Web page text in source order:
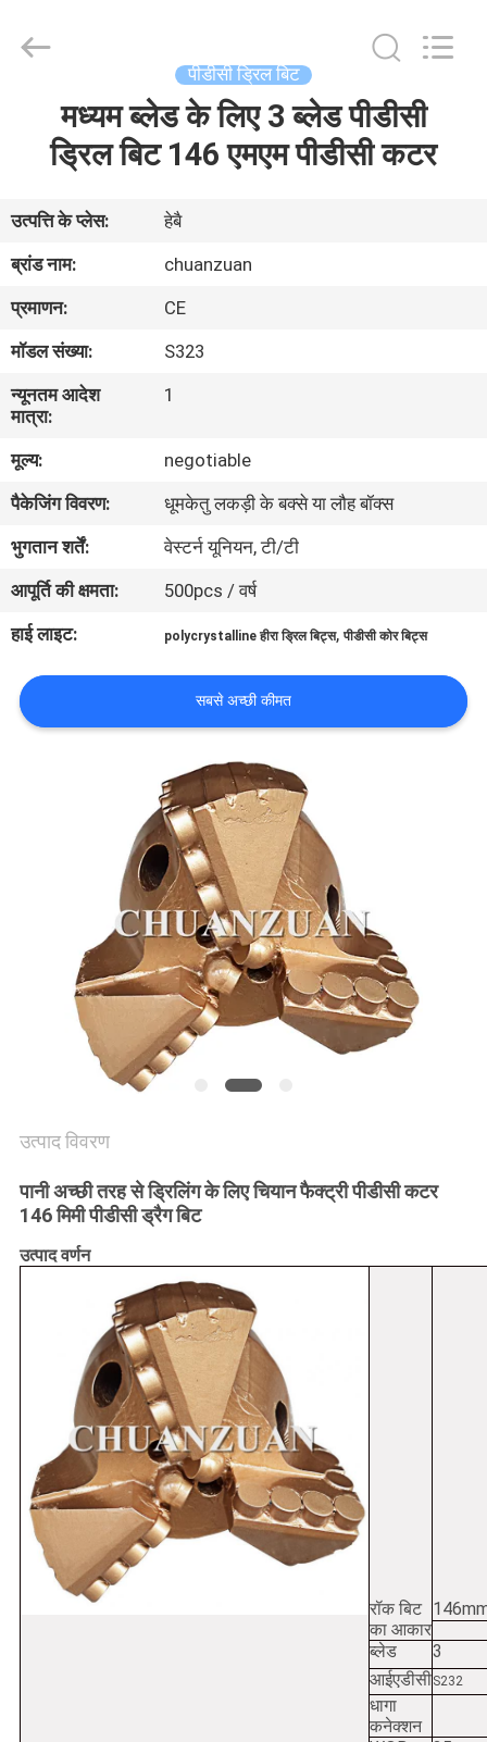
हमारे
बारे
कारखाना
गुणवत्ता
नियंत्रण
संपर्क
समाचार
साइटमैप
PRIVACY
POLICY
Copyright
Manufacturing
All
Rights
पीडीसी ड्रिल बिट
मध्यम ब्लेड के लिए 3 ब्लेड पीडीसी
ड्रिल बिट 146 एमएम पीडीसी कटर
उत्पत्ति के प्लेस:
हेबै
ब्रांड नाम:
chuanzuan
प्रमाणन:
CE
मॉडल संख्या:
S323
न्यूनतम आदेश
मात्रा:
1
मूल्य:
negotiable
पैकेजिंग विवरण:
धूमकेतु लकड़ी के बक्से या लौह बॉक्स
भुगतान शर्तें:
वेस्टर्न यूनियन, टी/टी
आपूर्ति की क्षमता:
500pcs / वर्ष
हाई लाइट:
polycrystalline हीरा ड्रिल बिट्स,पीडीसी कोर बिट्स
सबसे अच्छी कीमत
उत्पाद विवरण
पानी अच्छी तरह से ड्रिलिंग के लिए चियान फैक्ट्री पीडीसी कटर
146 मिमी पीडीसी ड्रैग बिट
उत्पाद वर्णन
रॉक बिट
का आकार
ब्लेड
3
आईएडीसीS232
धागा
कनेक्शन